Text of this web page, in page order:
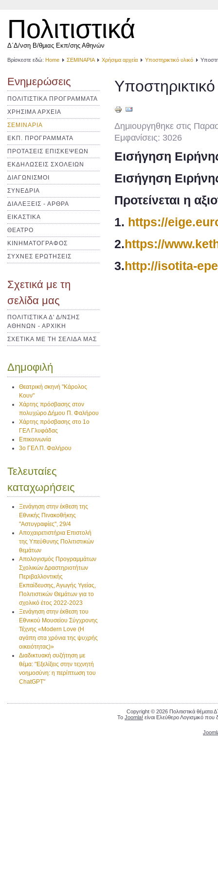
Πολιτιστικά
Δ΄Δ/νση Β/θμιας Εκπ/σης Αθηνών
Βρίσκεστε εδώ: Home ΣΕΜΙΝΑΡΙΑ Χρήσιμα αρχεία Υποστηρικτικό υλικό
Ενημερώσεις
ΠΟΛΙΤΙΣΤΙΚΑ ΠΡΟΓΡΑΜΜΑΤΑ
ΧΡΗΣΙΜΑ ΑΡΧΕΙΑ
ΣΕΜΙΝΑΡΙΑ
ΕΚΠ. ΠΡΟΓΡΑΜΜΑΤΑ
ΠΡΟΤΑΣΕΙΣ ΕΠΙΣΚΕΨΕΩΝ
ΕΚΔΗΛΩΣΕΙΣ ΣΧΟΛΕΙΩΝ
ΔΙΑΓΩΝΙΣΜΟΙ
ΣΥΝΕΔΡΙΑ
ΔΙΑΛΕΞΕΙΣ - ΑΡΘΡΑ
ΕΙΚΑΣΤΙΚΑ
ΘΕΑΤΡΟ
ΚΙΝΗΜΑΤΟΓΡΑΦΟΣ
ΣΥΧΝΕΣ ΕΡΩΤΗΣΕΙΣ
Σχετικά με τη
σελίδα μας
ΠΟΛΙΤΙΣΤΙΚΑ Δ' Δ/ΝΣΗΣ
ΑΘΗΝΩΝ - ΑΡΧΙΚΗ
ΣΧΕΤΙΚΑ ΜΕ ΤΗ ΣΕΛΙΔΑ ΜΑΣ
Δημοφιλή
Θεατρική σκηνή "Κάρολος
Κουν"
Χάρτης πρόσβασης στον
πολυχώρο Δήμου Π. Φαλήρου
Χάρτης πρόσβασης στο 1ο
ΓΕΛ Γλυφάδας
Επικοινωνία
3ο ΓΕΛ Π. Φαλήρου
Τελευταίες
καταχωρήσεις
Ξενάγηση στην έκθεση της
Εθνικής Πινακοθήκης
"Αστυγραφίες", 29/4
Αποχαιρετιστήρια Επιστολή
της Υπεύθυνης Πολιτιστικών
θεμάτων
Απολογισμός Προγραμμάτων
Σχολικών Δραστηριοτήτων
Περιβαλλοντικής
Εκπαίδευσης, Αγωγής Υγείας,
Πολιτιστικών Θεμάτων για το
σχολικό έτος 2022-2023
Ξενάγηση στην έκθεση του
Εθνικού Μουσείου Σύγχρονης
Τέχνης «Modern Love (H
αγάπη στα χρόνια της ψυχρής
οικειότητας)»
Διαδικτυακή συζήτηση με
θέμα: "Εξελίξεις στην τεχνητή
νοημοσύνη: η περίπτωση του
ChatGPT"
Δημιουργηθηκε στις
Εμφανίσεις: 3026
Εισήγηση
Εισήγηση
Προτείνεται η
1. https://
2.https://
3.http://isotita-
Copyright © 2026 Πολιτιστικά θέματα
Το Joomla! είναι Ελεύθερο Λογισμικό που